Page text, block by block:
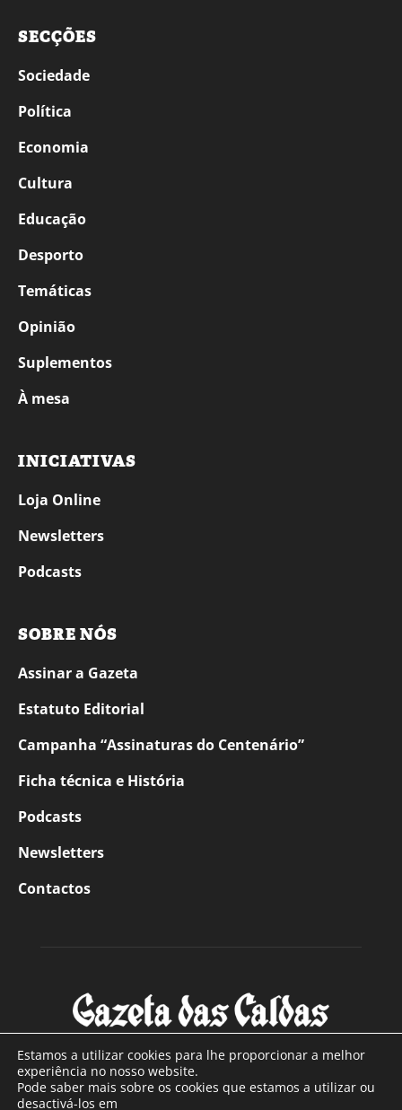
SECÇÕES
Sociedade
Política
Economia
Cultura
Educação
Desporto
Temáticas
Opinião
Suplementos
À mesa
INICIATIVAS
Loja Online
Newsletters
Podcasts
SOBRE NÓS
Assinar a Gazeta
Estatuto Editorial
Campanha “Assinaturas do Centenário”
Ficha técnica e História
Podcasts
Newsletters
Contactos
SOBRE NÓS
Estamos a utilizar cookies para lhe proporcionar a melhor
experiência no nosso website.
Pode saber mais sobre os cookies que estamos a utilizar ou
desactivá-los em